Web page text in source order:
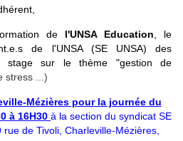
de l'UNSA Education , le
de l'UNSA (SE UNSA) des
stage sur le thème "gestion de
stress ...)
Mézières pour la journée du
à 16H30 à la section du syndicat SE
rue de Tivoli, Charleville-Mézières,